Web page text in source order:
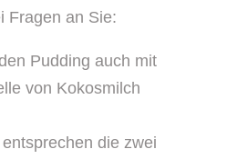
Fragen an Sie:
Pudding auch mit
von Kokosmilch
die zwei